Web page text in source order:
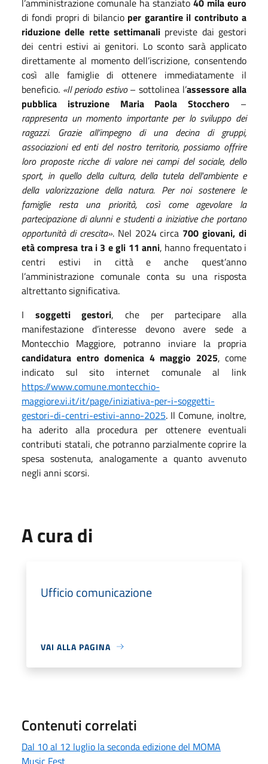
di fondi propri di bilancio per garantire il contributo a
riduzione delle rette settimanali previste dai gestori
dei centri estivi ai genitori. Lo sconto sarà applicato
direttamente al momento dell’iscrizione, consentendo
così alle famiglie di ottenere immediatamente il
beneficio. «Il periodo estivo– sottolinea l’assessore alla
pubblica istruzione Maria Paola Stocchero –
rappresenta un momento importante per lo sviluppo dei
ragazzi. Grazie all’impegno di una decina di gruppi,
associazioni ed enti del nostro territorio, possiamo offrire
loro proposte ricche di valore nei campi del sociale, dello
sport, in quello della cultura, della tutela dell'ambiente e
della valorizzazione della natura. Per noi sostenere le
famiglie resta una priorità, così come agevolare la
partecipazione di alunni e studenti a iniziative che portano
opportunità di crescita». Nel 2024 circa 700 giovani, di
età compresa tra i 3 e gli 11 anni, hanno frequentato i
centri estivi in città e anche quest’anno
l’amministrazione comunale conta su una risposta
altrettanto significativa.
I soggetti gestori, che per partecipare alla
manifestazione d’interesse devono avere sede a
Montecchio Maggiore, potranno inviare la propria
candidatura entro domenica 4 maggio 2025, come
indicato sul sito internet comunale al link
https://www.comune.montecchio-
maggiore.vi.it/it/page/iniziativa-per-i-soggetti-
gestori-di-centri-estivi-anno-2025. Il Comune, inoltre,
ha aderito alla procedura per ottenere eventuali
contributi statali, che potranno parzialmente coprire la
spesa sostenuta, analogamente a quanto avvenuto
negli anni scorsi.
A cura di
Ufficio comunicazione
VAI ALLA PAGINA
Contenuti correlati
Dal 10 al 12 luglio la seconda edizione del MOMA
Music Fest